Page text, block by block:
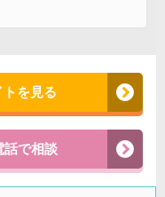
トを見る
話で相談